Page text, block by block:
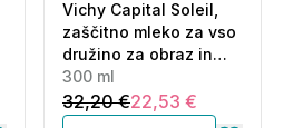
Vichy Capital Soleil,
zaščitno mleko za vso
družino za obraz in
telo ZF 30 (300 ml)
300 ml
32,20 €22,53 €